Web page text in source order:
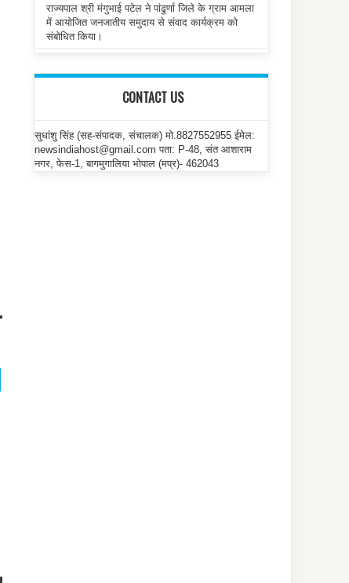
राज्यपाल श्री मंगुभाई पटेल ने पांढुर्णा जिले के ग्राम आमला
में आयोजित जनजातीय समुदाय से संवाद कार्यक्रम को
संबोधित किया।
CONTACT US
सुधांशु सिंह (सह-संपादक, संचालक) मो.8827552955 ईमेल:
newsindiahost@gmail.com पता: P-48, संत आशाराम
नगर, फेस-1, बागमुगालिया भोपाल (मप्र)- 462043